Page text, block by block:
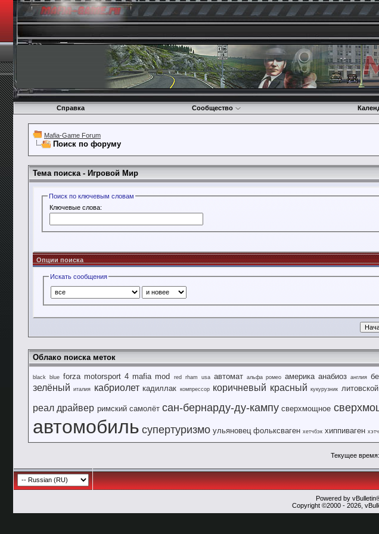
Справка Сообщество
Mafia-Game Forum
Поиск по форуму
Тема поиска - Игровой Мир
Поиск по ключевым словам
Ключевые слова:
Опции поиска
Искать сообщения
Облако поиска меток
black blue forza motorsport 4 mafia mod red rham usa автомат альфа ромео америка анабиоз англия
зелёный италия кабриолет кадиллак компрессор коричневый красный кукурузник литовской
реал драйвер римский самолёт сан-бернарду-ду-кампу сверхмощное
автомобиль супертуризмо ульяновец фольксваген хетчбэк хиппиваген
Текущее время:
Powered by
Copyright ©2000 - 2026,